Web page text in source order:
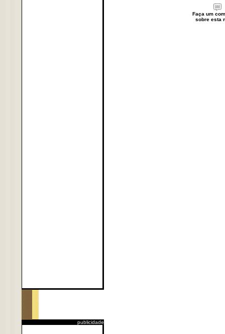
publicidade
Faça um
sobre esta